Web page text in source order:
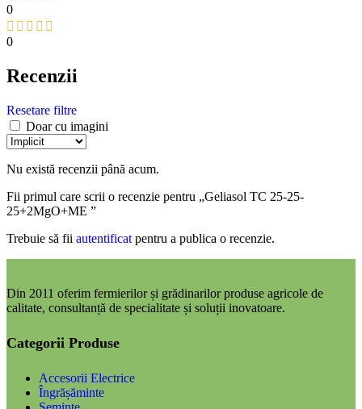
0
0
Recenzii
Resetare filtre
Doar cu imagini
Nu există recenzii până acum.
Fii primul care scrii o recenzie pentru „Geliasol TC 25-25-
25+2MgO+ME ”
Trebuie să fii autentificat pentru a publica o recenzie.
Din 2011 oferim fermierilor și grădinarilor produse agricole de
calitate, consultanță de specialitate și soluții inovatoare.
Categorii Produse
Accesorii Electrice
Îngrășăminte